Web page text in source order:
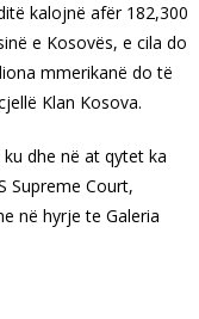
kalojnë afër 182,300
e Kosovës, e cila do
mmerikanë do të
Klan Kosova.
dhe në at qytet ka
Supreme Court,
në hyrje te Galeria